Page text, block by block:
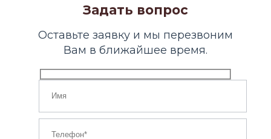
Задать вопрос
Оставьте заявку и мы перезвоним
Вам в ближайшее время.